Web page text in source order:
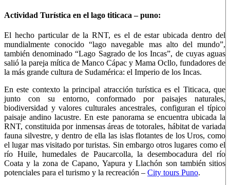
Actividad Turística en el lago titicaca – puno:
El hecho particular de la RNT, es el de estar ubicada dentro del
mundialmente conocido “lago navegable mas alto del mundo”,
también denominado “Lago Sagrado de los Incas”, de cuyas aguas
salió la pareja mítica de Manco Cápac y Mama Ocllo, fundadores de
la más grande cultura de Sudamérica: el Imperio de los Incas.
En este contexto la principal atracción turística es el Titicaca, que
junto con su entorno, conformado por paisajes naturales,
biodiversidad y valores culturales ancestrales, configuran el típico
paisaje andino lacustre. En este panorama se encuentra ubicada la
RNT, constituida por inmensas áreas de totorales, hábitat de variada
fauna silvestre, y dentro de ella las islas flotantes de los Uros, como
el lugar mas visitado por turistas. Sin embargo otros lugares como el
río Huile, humedales de Paucarcolla, la desembocadura del río
Coata y la zona de Capano, Yapura y Llachón son también sitios
potenciales para el turismo y la recreación – City tours Puno.